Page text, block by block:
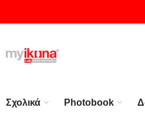
ΘΑ ΛΑΤΡΕΨΕΤΕ ΤΑ
Σχολικά Photobook